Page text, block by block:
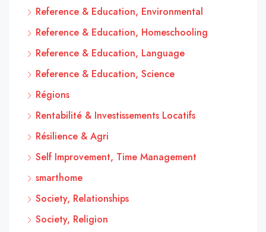
Reference & Education, Environmental
Reference & Education, Homeschooling
Reference & Education, Language
Reference & Education, Science
Régions
Rentabilité & Investissements Locatifs
Résilience & Agri
Self Improvement, Time Management
smarthome
Society, Relationships
Society, Religion